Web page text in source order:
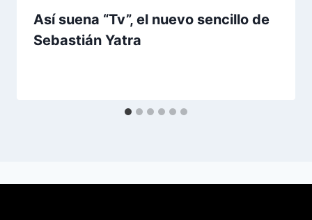
Así suena “Tv”, el nuevo sencillo de
Sebastián Yatra